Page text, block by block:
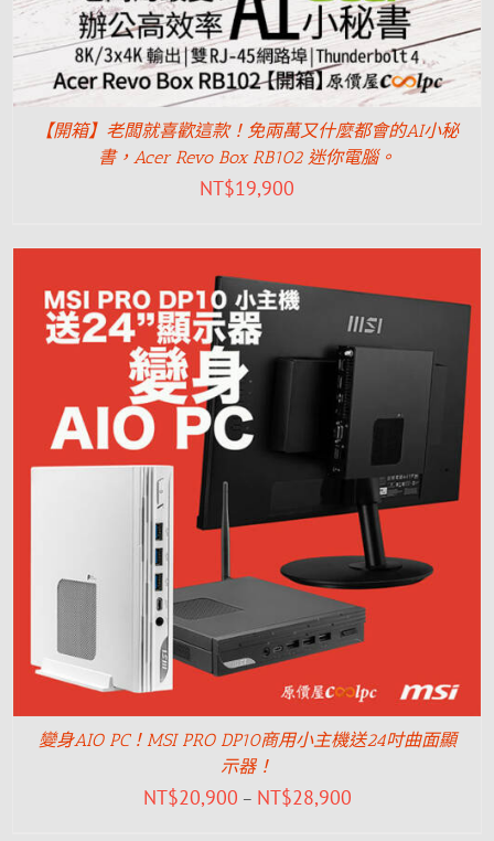
【開箱】老闆就喜歡這款！免兩萬又什麼都會的AI小秘
書，Acer Revo Box RB102 迷你電腦。
NT$19,900
變身AIO PC！MSI PRO DP10商用小主機送24吋曲面顯
示器！
NT$20,900 – NT$28,900